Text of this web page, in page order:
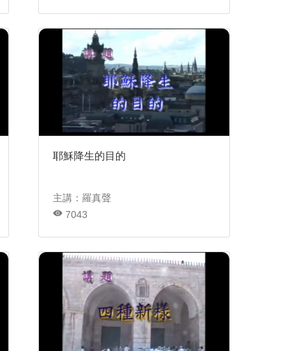
耶穌降生的目的
主講：羅真聲
7043